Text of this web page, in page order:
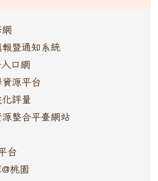
網
暨通知系統
口網
源平台
評量
整合平臺網站
台
桃園